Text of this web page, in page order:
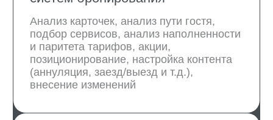
Проконсультироваться с экспертом бесплатно